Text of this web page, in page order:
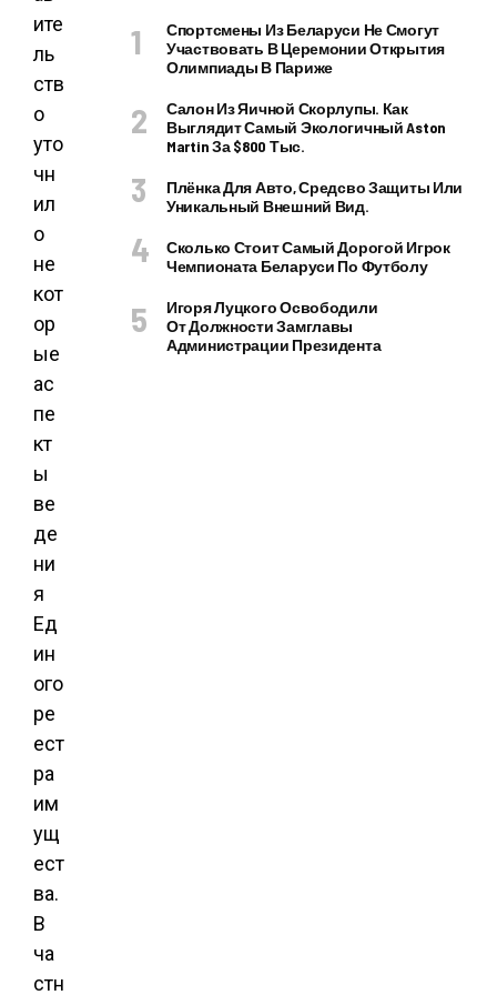
ите
ль
ств
о
уто
чн
ил
о
не
кот
ор
ые
ас
пе
кт
ы
ве
де
ни
я
Ед
ин
ого
ре
ест
ра
им
ущ
ест
ва.
В
ча
стн
Спортсмены Из Беларуси Не Смогут
Участвовать В Церемонии Открытия
Олимпиады В Париже
Салон Из Яичной Скорлупы. Как
Выглядит Самый Экологичный Aston
Martin За $800 Тыс.
Плёнка Для Авто, Средсво Защиты Или
Уникальный Внешний Вид.
Сколько Стоит Самый Дорогой Игрок
Чемпионата Беларуси По Футболу
Игоря Луцкого Освободили
От Должности Замглавы
Администрации Президента